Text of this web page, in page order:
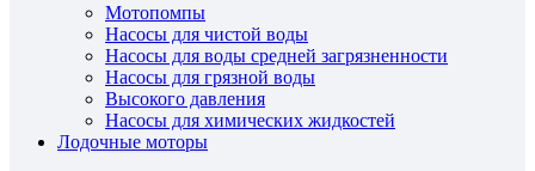
Мотопомпы
Насосы для чистой воды
Насосы для воды средней загрязненности
Насосы для грязной воды
Высокого давления
Насосы для химических жидкостей
Лодочные моторы